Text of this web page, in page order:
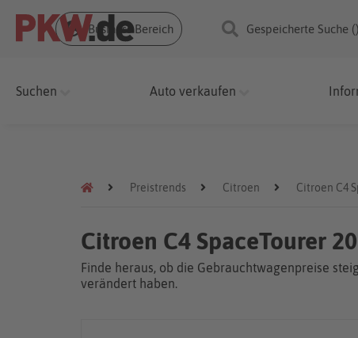
Business Bereich Gespeicherte Suche ()
Suchen Auto verkaufen
Preistrends Citroen Citroen C4
Citroen C4 SpaceTourer
Finde heraus, ob die Gebrauchtwagenpreise
verändert haben.